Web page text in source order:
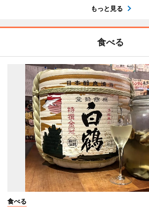
もっと見る
食べる
食べる